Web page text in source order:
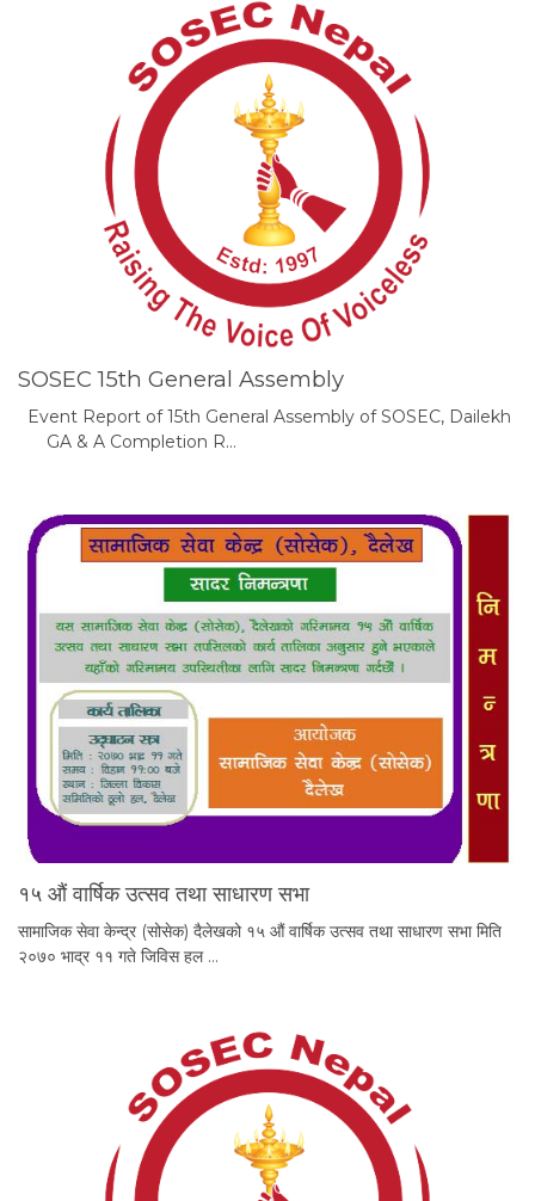
SOSEC 15th General Assembly
Event Report of 15th General Assembly of SOSEC, Dailekh
GA & A Completion R…
१५ औं वार्षिक उत्सव तथा साधारण सभा
सामाजिक सेवा केन्द्र (सोसेक) दैलेखको १५ औं वार्षिक उत्सव तथा साधारण सभा मिति
२०७० भाद्र ११ गते जिविस हल …